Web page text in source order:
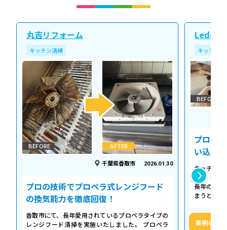
丸吉リフォーム
キッチン清掃
BEFORE AFTER
千葉県香取市 2026.01.30
プロの技術でプロペラ式レンジフード
の換気能力を徹底回復！
香取市にて、長年愛用されているプロペラタイプの
レンジフード清掃を実施いたしました。 プロペラ
Ledope
キッチン清
BEFORE
プロの
い込み
キッチン
える「シ
長年の調
まうとご
事例の詳